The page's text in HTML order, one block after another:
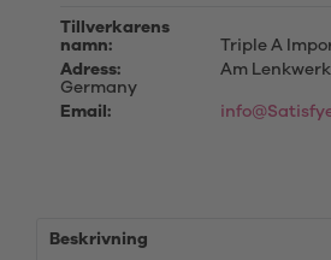
Tillverkarens
namn:
Triple A
Adress:
Am Lenkwerk
Germany
Email:
Beskrivning